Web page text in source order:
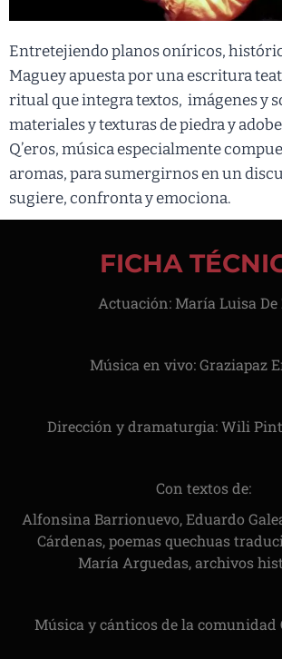
Entretejiendo planos oníricos,
Maguey apuesta por una escritura
ritual que integra textos, imágenes y
materiales y texturas de piedra y
Q’eros, música especialmente
aromas, para sumergirnos en un
sugiere, confronta y emociona.
FICHA
Actuación: María Luisa De
Música en vivo: Graziapaz
Dirección y dramaturgia: Wili
Con textos de:
Alfonsina Barrionuevo, Eduardo
Cárdenas, poemas quechuas
María Arguedas, archivos
Música y cánticos de la comunidad